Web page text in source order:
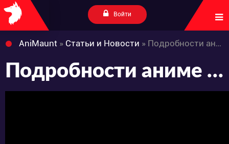
Войти
AniMaunt » Статьи и Новости » Подробности аниме "QUALIDEA CODE".
Подробности аниме "QUALIDEA CODE".